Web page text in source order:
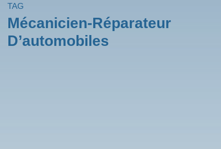
TAG
Mécanicien-Réparateur
D’automobiles